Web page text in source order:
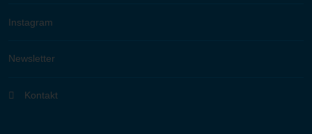
Instagram
Newsletter
Kontakt